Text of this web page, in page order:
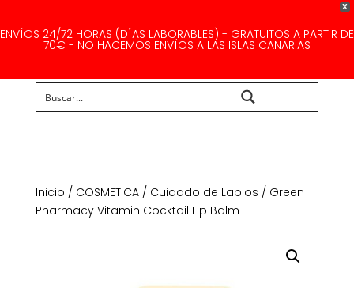
X
ENVÍOS 24/72 HORAS (DÍAS LABORABLES) - GRATUITOS A PARTIR DE
70€ - NO HACEMOS ENVÍOS A LAS ISLAS CANARIAS
Inicio / COSMETICA/ Cuidado de Labios / Green
Pharmacy Vitamin Cocktail Lip Balm